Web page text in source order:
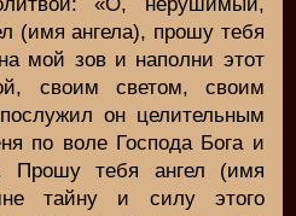
(имя ангела), прошу тебя
мой зов и наполни этот
своим светом, своим
он целительным
по воле Господа Бога и
Прошу тебя ангел (имя
тайну и силу этого